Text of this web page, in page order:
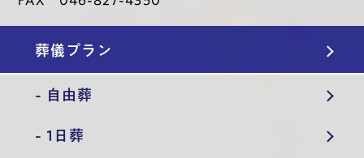
葬儀プラン
- 自由葬
- 1日葬